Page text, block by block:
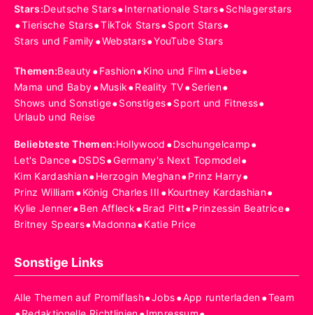
Stars:Deutsche Stars•Internationale Stars•Schlagerstars
•Tierische Stars•TikTok Stars•Sport Stars•
Stars und Family•Webstars•YouTube Stars
Themen:Beauty•Fashion•Kino und Film •Liebe•
Mama und Baby•Musik•Reality TV•Serien•
Shows und Sonstige•Sonstiges•Sport und Fitness•
Urlaub und Reise
Beliebteste Themen:Hollywood •Dschungelcamp•
Let's Dance•DSDS•Germany's Next Topmodel•
Kim Kardashian•Herzogin Meghan•Prinz Harry•
Prinz William •König Charles III •Kourtney Kardashian•
Kylie Jenner•Ben Affleck•Brad Pitt•Prinzessin Beatrice•
Britney Spears•Madonna•Katie Price
Sonstige Links
Alle Themen auf Promiflash•Jobs•App runterladen•Team